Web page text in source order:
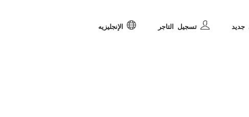
جديد تسجيل التاجر الإنجليزيه